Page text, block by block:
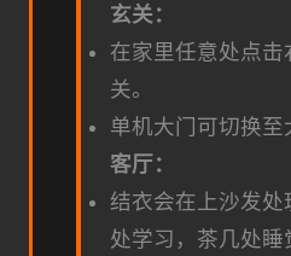
玄关：
在家里任意处点击
关。
单机大门可切换至
客厅：
结衣会在上沙发处
处学习，茶几处睡